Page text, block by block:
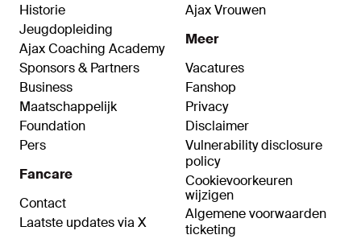
Historie
Jeugdopleiding
Ajax Coaching Academy
Sponsors & Partners
Business
Maatschappelijk
Foundation
Pers
Fancare
Contact
Laatste updates via X
Ajax Vrouwen
Meer
Vacatures
Fanshop
Privacy
Disclaimer
Vulnerability disclosure
policy
Cookievoorkeuren
wijzigen
Algemene voorwaarden
ticketing